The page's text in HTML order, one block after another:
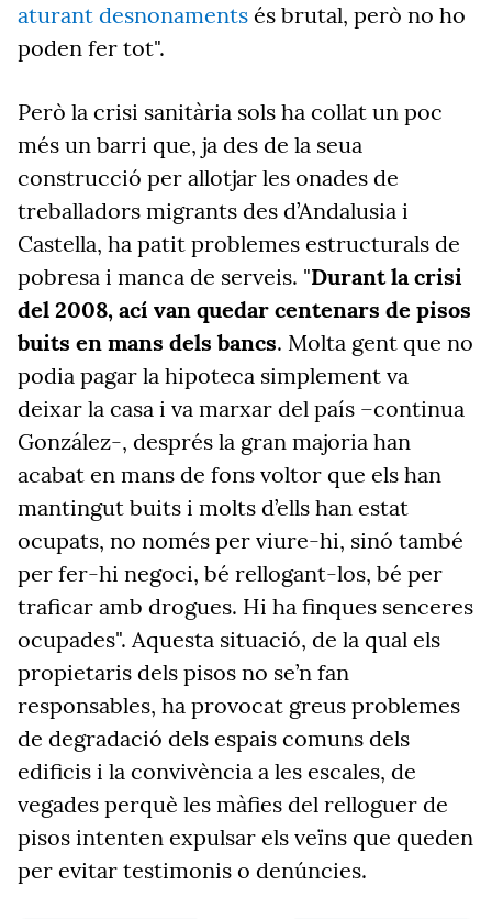
aturant desnonaments és brutal, però no ho
poden fer tot".
Però la crisi sanitària sols ha collat un poc
més un barri que, ja des de la seua
construcció per allotjar les onades de
treballadors migrants des d’Andalusia i
Castella, ha patit problemes estructurals de
pobresa i manca de serveis. "Durant la crisi
del 2008, ací van quedar centenars de pisos
buits en mans dels bancs. Molta gent que no
podia pagar la hipoteca simplement va
deixar la casa i va marxar del país –continua
González-, després la gran majoria han
acabat en mans de fons voltor que els han
mantingut buits i molts d’ells han estat
ocupats, no només per viure-hi, sinó també
per fer-hi negoci, bé rellogant-los, bé per
traficar amb drogues. Hi ha finques senceres
ocupades". Aquesta situació, de la qual els
propietaris dels pisos no se’n fan
responsables, ha provocat greus problemes
de degradació dels espais comuns dels
edificis i la convivència a les escales, de
vegades perquè les màfies del relloguer de
pisos intenten expulsar els veïns que queden
per evitar testimonis o denúncies.